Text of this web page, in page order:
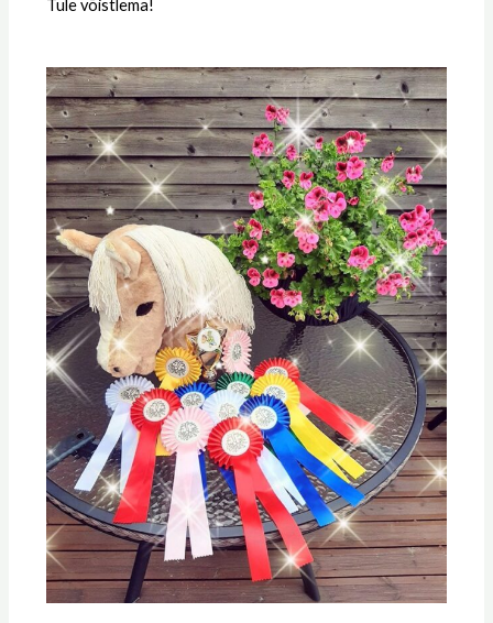
Tule võistlema!